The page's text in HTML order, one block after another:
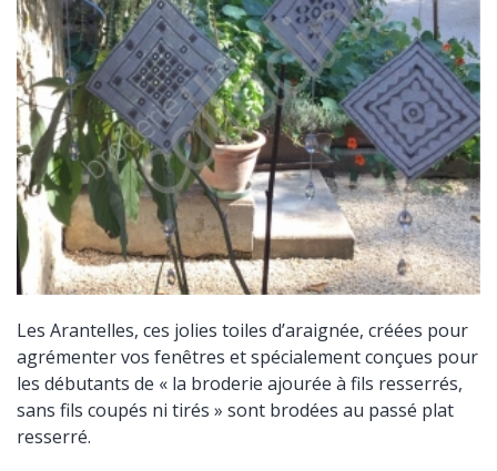
Les Arantelles, ces jolies toiles d’araignée, créées pour
agrémenter vos fenêtres et spécialement conçues pour
les débutants de « la broderie ajourée à fils resserrés,
sans fils coupés ni tirés » sont brodées au passé plat
resserré.